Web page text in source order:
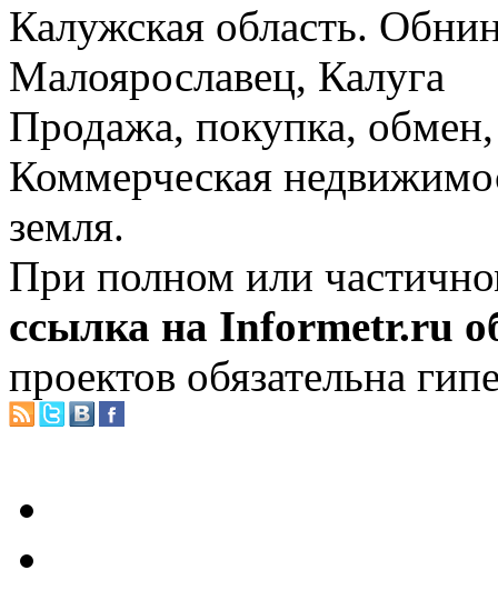
Калужская область.
Малоярославец, Калуга
Продажа, покупка, обмен,
Коммерческая
земля.
При полном или
ссылка на Informetr.ru
проектов обязательна